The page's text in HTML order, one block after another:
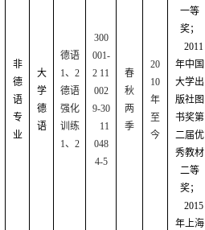
非
德
语
专
业
大
学
德
语
德语
1、 2
德语
强化
训练
1、 2
300
001-
2 11
002
9-30
11
048
4-5
春
秋
两
季
20
10
年
至
今
一等
奖；
2011
年中国
大学出
版社图
书奖第
二届优
秀教材
二等
奖；
2015
年上海